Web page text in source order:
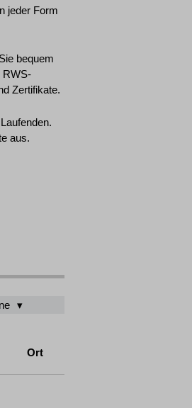
jeder Form
bequem
RWS-
Zertifikate.
aus.
Ort